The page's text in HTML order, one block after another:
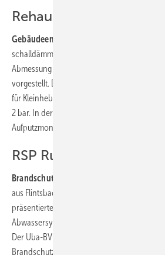
Rehau
Gebäudeentwässerungssystem erweitert:
schalldämmende Hausabflusssystem
Abmessung DN 32 erweitert und auf der ISH
vorgestellt. Durch die Sortimentserweiterung
für Kleinhebeanlagen, Kondensatleitungen
2 bar. In der Sanitärfarbe Weiß sind die Rohre
Aufputzmontage im Keller geeignet.
RSP Ruck
Brandschutzverbinder:
aus Flintsbach am Inn und die Uba Tec
präsentierten auf der ISH eine Lösung für
Abwassersysteme plus einer geprüften
Der Uba-BV-Rohrverbinder aus Edelstahl mit
Brandschutzeigenschaften dient der